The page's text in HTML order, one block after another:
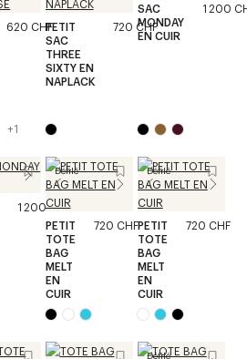
620 CHF
+1
PETIT
SAC
THREE
SIXTY EN
NAPLACK
720 CHF
SAC
MONDAY
EN CUIR
1 200
1 200 CHF
Défilé
PETIT
TOTE
BAG
MELT
EN
CUIR
720 CHF
Défilé
PETIT
TOTE
BAG
MELT
EN
CUIR
720 CHF
Défilé